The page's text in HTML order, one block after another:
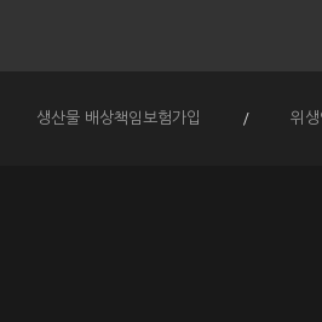
생산물 배상책임보험가입 / 위